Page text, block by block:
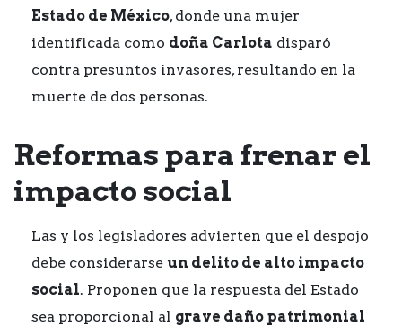
Estado de México, donde una mujer
identificada como doña Carlota disparó
contra presuntos invasores, resultando en la
muerte de dos personas.
Reformas para frenar el
impacto social
Las y los legisladores advierten que el despojo
debe considerarse un delito de alto impacto
social. Proponen que la respuesta del Estado
sea proporcional al grave daño patrimonial